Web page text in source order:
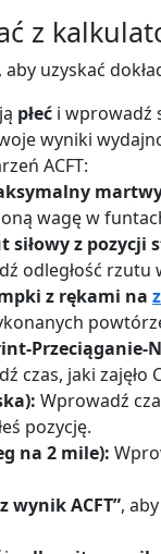
z
uzyskać
płeć i wprowadź
wyniki
ACFT:
wagę w
siłowy z pozycji
odległość rzutu
z rękami na
Przeciąganie-
czas, jaki zajęło
Wprowadź
pozycję.
na 2 mile):
wynik ACFT”,